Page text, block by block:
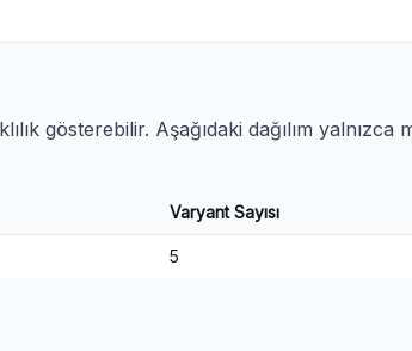
gösterebilir. Aşağıdaki dağılım
Varyant Sayısı
5